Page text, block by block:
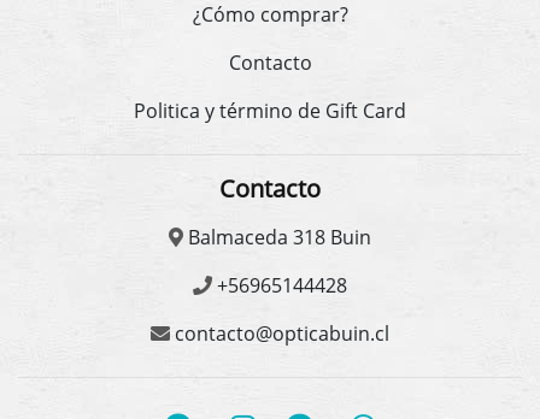
¿Cómo comprar?
Contacto
Politica y término de Gift Card
Contacto
Balmaceda 318 Buin
+56965144428
contacto@opticabuin.cl